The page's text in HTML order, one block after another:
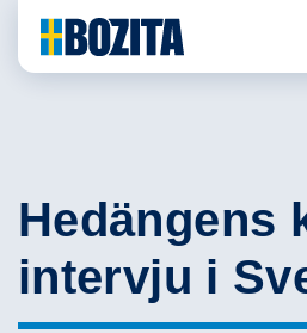
content
Hedängens
intervju i